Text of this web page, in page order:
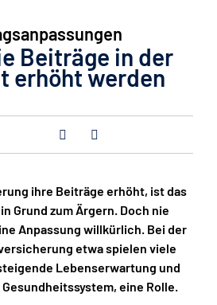
Beiträge in der
erhöht werden
ihre Beiträge erhöht, ist das
Grund zum Ärgern. Doch nie
Anpassung willkürlich. Bei der
etwa spielen viele
Lebenserwartung und
eine Rolle.